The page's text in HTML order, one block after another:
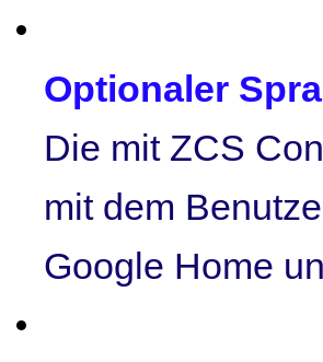
Optionaler
Die mit ZCS
mit dem
Google Home